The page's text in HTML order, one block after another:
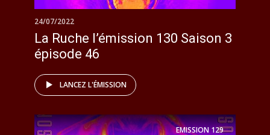
24/07/2022
La Ruche l’émission 130 Saison 3
épisode 46
LANCEZ L'ÉMISSION
EMISSION129